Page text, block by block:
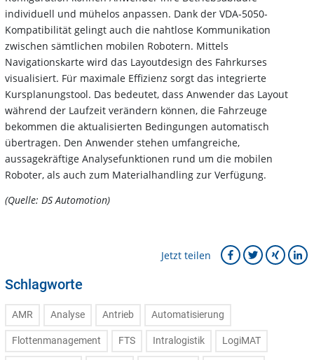
individuell und mühelos anpassen. Dank der VDA-5050-
Kompatibilität gelingt auch die nahtlose Kommunikation
zwischen sämtlichen mobilen Robotern. Mittels
Navigationskarte wird das Layoutdesign des Fahrkurses
visualisiert. Für maximale Effizienz sorgt das integrierte
Kursplanungstool. Das bedeutet, dass Anwender das Layout
während der Laufzeit verändern können, die Fahrzeuge
bekommen die aktualisierten Bedingungen automatisch
übertragen. Den Anwender stehen umfangreiche,
aussagekräftige Analysefunktionen rund um die mobilen
Roboter, als auch zum Materialhandling zur Verfügung.
(Quelle: DS Automotion)
Jetzt teilen
Schlagworte
AMR Analyse Antrieb Automatisierung
Flottenmanagement FTS Intralogistik LogiMAT